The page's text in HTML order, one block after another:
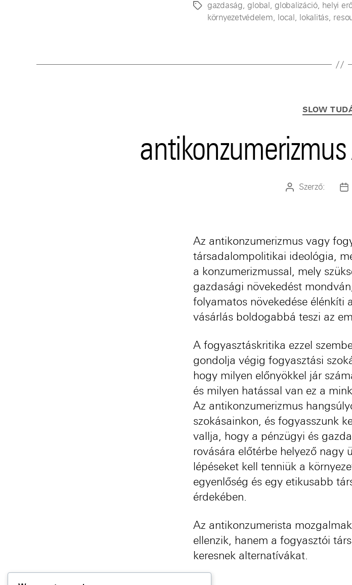
Címkékgazdaság,global ,globalizáció, helyi
környezetvédelem, local , lokalitás,
SLOW
Bejegyzés
Szerző:
Az antikonzumerizmus vagy
társadalompolitikai ideológia,
a konzumerizmussal, mely
gazdasági növekedést
folyamatos növekedése élénkíti
vásárlás boldogabbá teszi az
A fogyasztáskritika ezzel
gondolja végig fogyasztási
hogy milyen előnyökkel jár
és milyen hatással van ez a
Az antikonzumerizmus
szokásainkon, és fogyasszunk
vallja, hogy a pénzügyi és
rovására előtérbe helyező nagy
lépéseket kell tenniük a
egyenlőség és egy etikusabb
érdekében.
Az antikonzumerista
ellenzik, hanem a fogyasztói
keresnek alternatívákat.